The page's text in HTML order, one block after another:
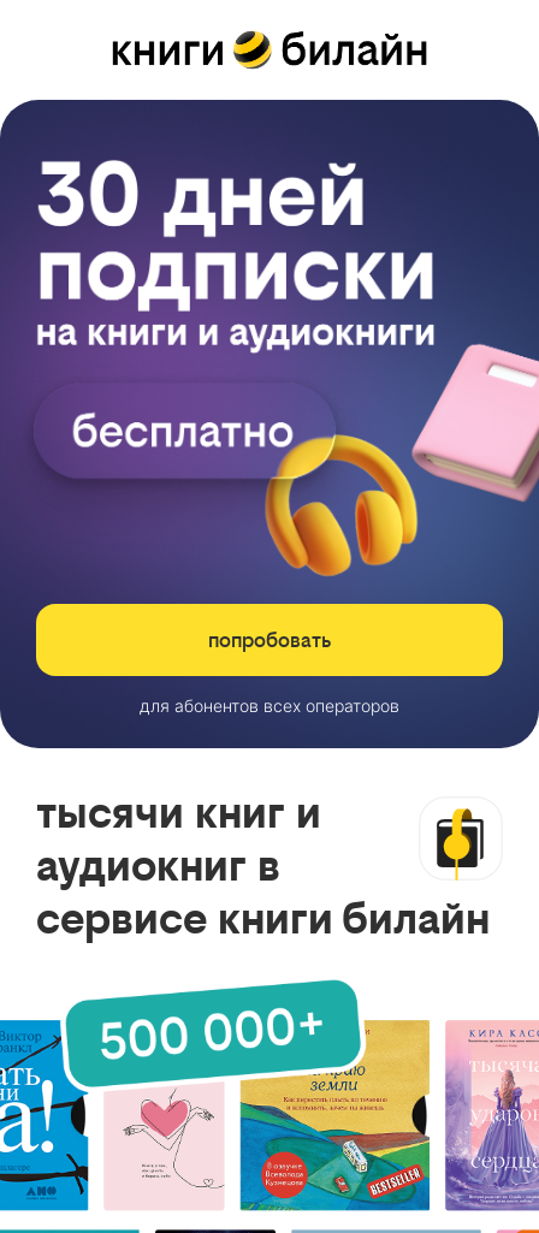
попробовать
для абонентов всех операторов
тысячи книг и
аудиокниг в
сервисе книги билайн